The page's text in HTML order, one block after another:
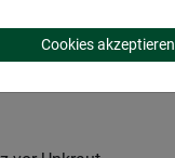
Cookies akzeptieren